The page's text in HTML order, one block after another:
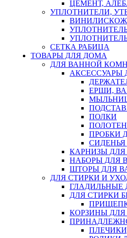
ЦЕМЕНТ,
УПЛОТНИТЕЛИ,
СЕТКА РАБИЦА
ТОВАРЫ ДЛЯ ДОМА
ДЛЯ ВАННОЙ
АКСЕССУАРЫ
ЕРШИ,
ПОЛКИ
ПРОБКИ
КАРНИЗЫ
НАБОРЫ ДЛЯ
ШТОРЫ ДЛЯ
ДЛЯ СТИРКИ И
ГЛАДИЛЬНЫЕ
ДЛЯ СТИРКИ
КОРЗИНЫ ДЛЯ